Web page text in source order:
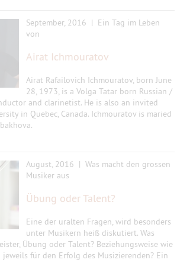
September, 2016 | Ein Tag im Leben
von
Airat Ichmouratov
Airat Rafailovich Ichmouratov, born June
28, 1973, is a Volga Tatar born Russian /
and clarinetist. He is also an invited
in Quebec, Canada. Ichmouratov is maried
August, 2016 | Was macht den grossen
Musiker aus
Übung oder Talent?
Eine der uralten Fragen, wird besonders
unter Musikern heiß diskutiert. Was
Übung oder Talent? Beziehungsweise wie
für den Erfolg des Musizierenden? Ein